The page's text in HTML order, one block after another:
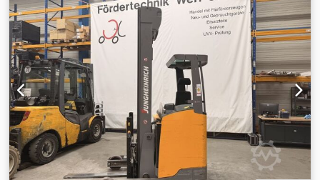
2.510 mm, vorklengte:1.150 mm , aandrijftype:Elektro,
Reachtruck Chassisnummer: 91125745 Lastzwaartepunt:
500 Vorkbreedte: 100 mm Vorkdikte: 40 mm ISO-klasse: ISO
klasse 2 = 1.000 - 2.500 kg Masttype: Triplex Staat: Direct
inzetbaar en volledig functioneel Technische staat: goed
Voorbanden type: volrubber Voorbanden staat: 60 - 80%
Achterbanden type: volrubber Achterbanden staat: 60 -
80% Chsdpfx Ajzhp Ececaoa Batterij Volt: 24V Batterij Ah:
625Ah Batterij fabrikant: JH Batterij type: PzS Batterij staat:
40 - 60% Zijsverschuiver, 3e ventiel,